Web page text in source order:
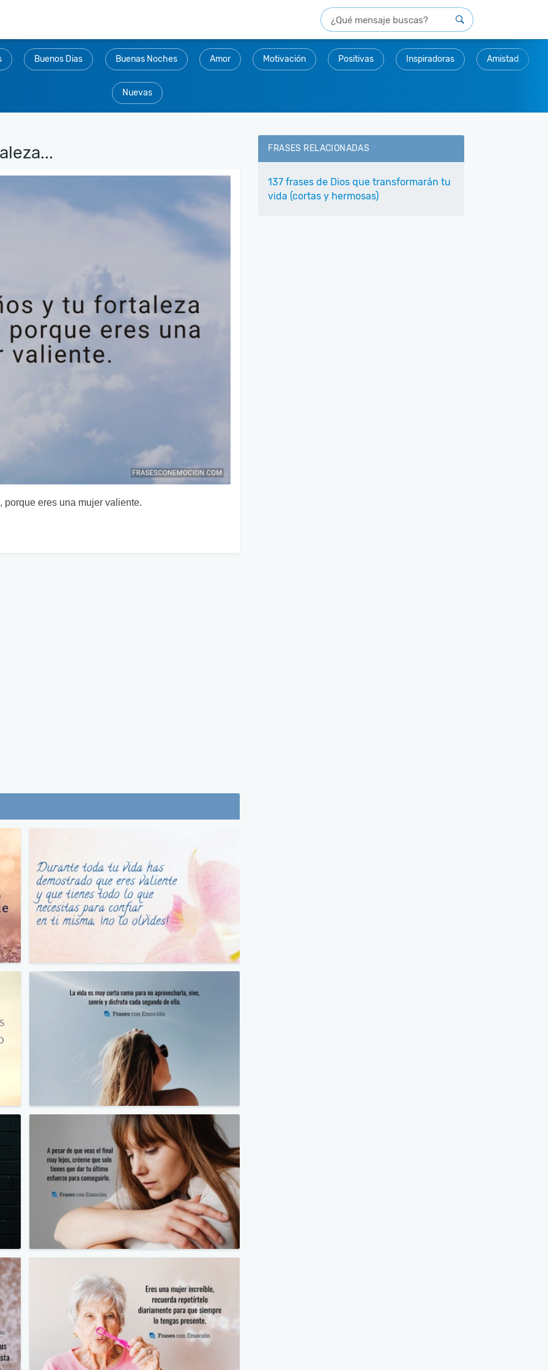
Buenos Dias Buenas Noches Amor Motivación Positivas Inspiradoras Amistad
Nuevas
porque eres una mujer valiente.
FRASES RELACIONADAS
137 frases de Dios que transformarán tu
vida (cortas y hermosas)